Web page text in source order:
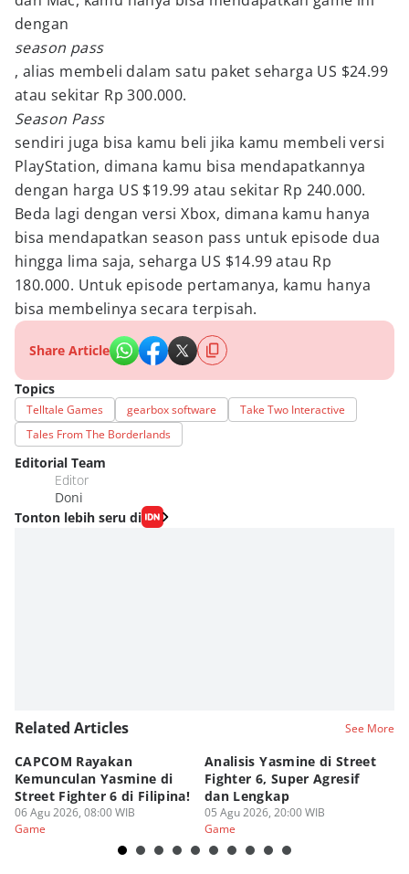
dengan
season pass
, alias membeli dalam satu paket seharga US $24.99
atau sekitar Rp 300.000.
Season Pass
sendiri juga bisa kamu beli jika kamu membeli versi
PlayStation, dimana kamu bisa mendapatkannya
dengan harga US $19.99 atau sekitar Rp 240.000.
Beda lagi dengan versi Xbox, dimana kamu hanya
bisa mendapatkan season pass untuk episode dua
hingga lima saja, seharga US $14.99 atau Rp
180.000. Untuk episode pertamanya, kamu hanya
bisa membelinya secara terpisah.
Share Article
Topics
Telltale Games gearbox software
Take Two Interactive
Tales From The Borderlands
Editorial Team
Editor
Doni
Tonton lebih seru di
Related Articles See More
CAPCOM Rayakan
Kemunculan Yasmine di
Street Fighter 6 di Filipina!
06 Agu 2026, 08:00 WIB
Game
Analisis Yasmine di Street
Fighter 6, Super Agresif
dan Lengkap
05 Agu 2026, 20:00 WIB
Game